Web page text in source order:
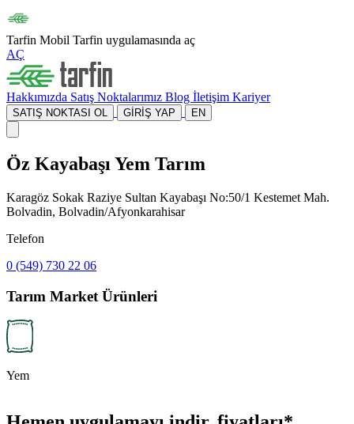
Tarfin Mobil Tarfin uygulamasında aç
AÇ
Hakkımızda Satış Noktalarımız Blog İletişim Kariyer
SATIŞ NOKTASI OL GİRİŞ YAP EN
Öz Kayabaşı Yem Tarım
Karagöz Sokak Raziye Sultan Kayabaşı No:50/1 Kestemet Mah.
Bolvadin, Bolvadin/Afyonkarahisar
Telefon
0 (549) 730 22 06
Tarım Market Ürünleri
Yem